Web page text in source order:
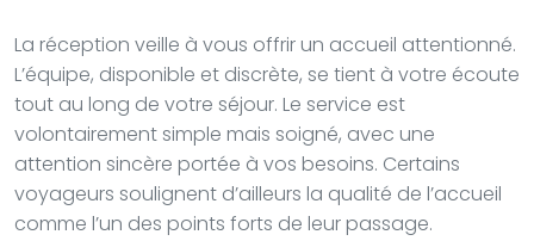
La réception veille à vous offrir un accueil attentionné.
L’équipe, disponible et discrète, se tient à votre écoute
tout au long de votre séjour. Le service est
volontairement simple mais soigné, avec une
attention sincère portée à vos besoins. Certains
voyageurs soulignent d’ailleurs la qualité de l’accueil
comme l’un des points forts de leur passage.